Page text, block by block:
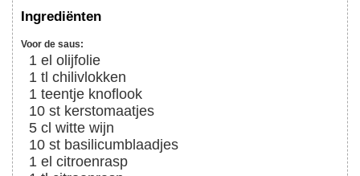
Ingrediënten
Voor de saus:
1 el olijfolie
1 tl chilivlokken
1 teentje knoflook
10 st kerstomaatjes
5 cl witte wijn
10 st basilicumblaadjes
1 el citroenrasp